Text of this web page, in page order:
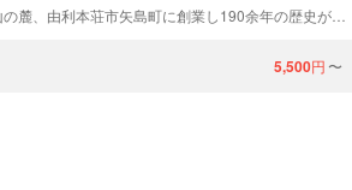
5,500円 〜